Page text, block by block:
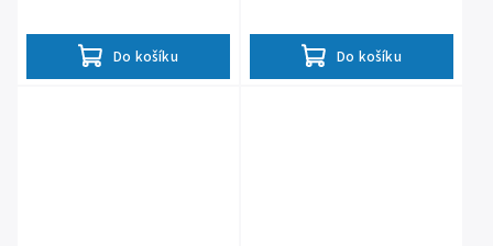
Do košíku Do košíku